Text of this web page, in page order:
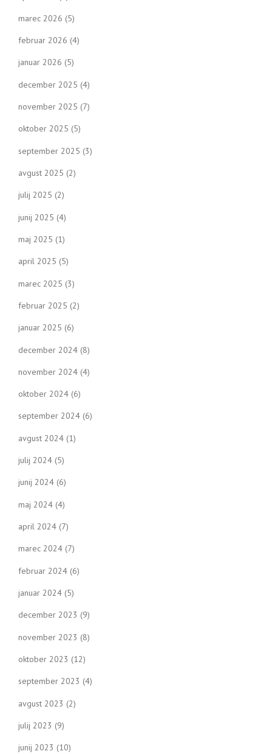
marec 2026 (5)
februar 2026 (4)
januar 2026 (5)
december 2025 (4)
november 2025 (7)
oktober 2025 (5)
september 2025 (3)
avgust 2025 (2)
julij 2025 (2)
junij 2025 (4)
maj 2025 (1)
april 2025 (5)
marec 2025 (3)
februar 2025 (2)
januar 2025 (6)
december 2024 (8)
november 2024 (4)
oktober 2024 (6)
september 2024 (6)
avgust 2024 (1)
julij 2024 (5)
junij 2024 (6)
maj 2024 (4)
april 2024 (7)
marec 2024 (7)
februar 2024 (6)
januar 2024 (5)
december 2023 (9)
november 2023 (8)
oktober 2023 (12)
september 2023 (4)
avgust 2023 (2)
julij 2023 (9)
junij 2023 (10)